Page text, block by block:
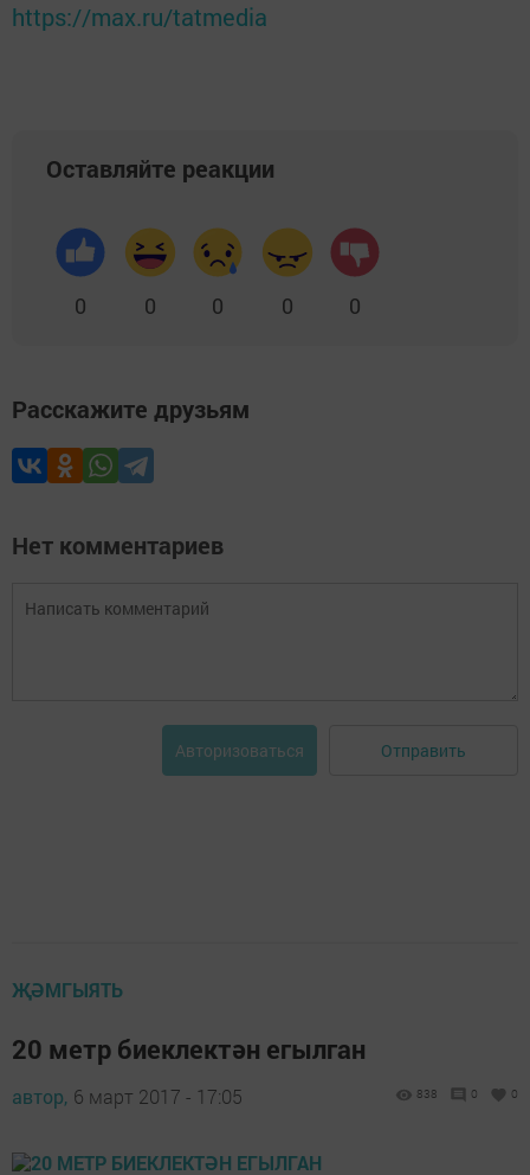
https://max.ru/tatmedia
Оставляйте реакции
0 0 0 0 0
Расскажите друзьям
Нет комментариев
Авторизоваться Отправить
ҖӘМГЫЯТЬ
20 метр биеклектән егылган
автор, 6 март 2017 - 17:05 838 0 0